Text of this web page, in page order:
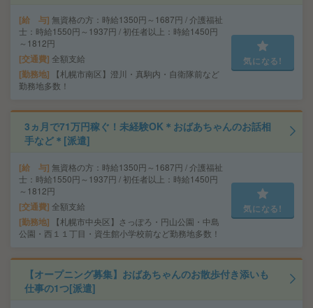
給 与 無資格の方：時給1350円～1687円 / 介護福祉
士：時給1550円～1937円 / 初任者以上：時給1450円
～1812円
交通費 全額支給
勤務地
【札幌市南区】澄川・真駒内・自衛隊前など
勤務地多数！
気になる!
3ヵ月で71万円稼ぐ！未経験OK＊おばあちゃんのお話相
手など＊[派遣]
給 与 無資格の方：時給1350円～1687円 / 介護福祉
士：時給1550円～1937円 / 初任者以上：時給1450円
～1812円
交通費 全額支給
勤務地
【札幌市中央区】さっぽろ・円山公園・中島
公園・西１１丁目・資生館小学校前など勤務地多数！
気になる!
【オープニング募集】おばあちゃんのお散歩付き添いも
仕事の1つ[派遣]